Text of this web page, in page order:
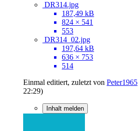
DR314.jpg
187,49 kB
824 × 541
553
DR314_02.jpg
197,64 kB
636 × 753
514
Einmal editiert, zuletzt von Peter1965
22:29)
Inhalt melden